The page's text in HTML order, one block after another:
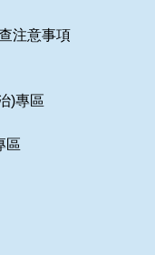
注意事項
)專區
區